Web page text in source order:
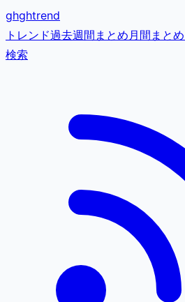
ghghtrend
トレンド過去週間まとめ月間まとめ
検索